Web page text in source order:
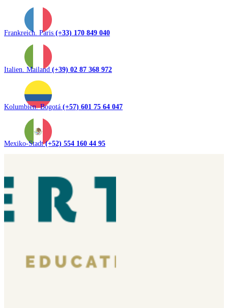
Frankreich. Paris (+33) 170 849 040
Italien. Mailand (+39) 02 87 368 972
Kolumbien. Bogotá (+57) 601 75 64 047
Mexiko-Stadt(+52) 554 160 44 95